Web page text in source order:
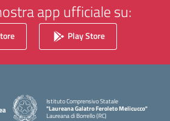
app ufficiale su:
Play Store
Istituto Comprensivo Statale
"Laureana Galatro Feroleto Melicucco"
Laureana di Borrello (RC)